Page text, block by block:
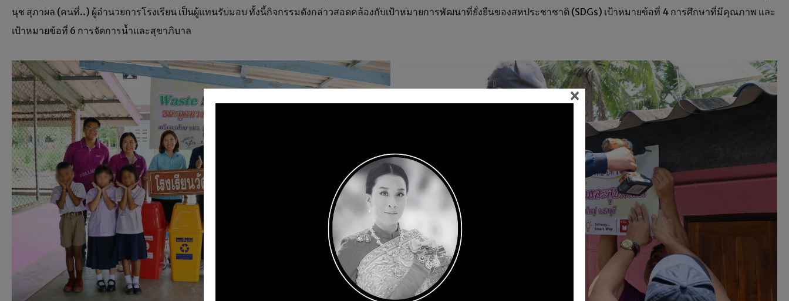
นุช สุภาผล (คนที่..) ผู้อำนวยการโรงเรียน เป็นผู้แทนรับมอบ ทั้งนี้กิจกรรมดังกล่าวสอดคล้องกับเป้าหมายการพัฒนาที่ยั่งยืนของสหประชาชาติ (SDGs) เป้าหมายข้อที่ 4 การศึกษาที่มีคุณภาพ และ
เป้าหมายข้อที่ 6 การจัดการน้ำและสุขาภิบาล
×